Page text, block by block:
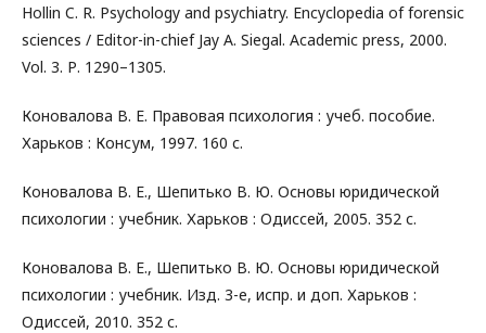
Hollin C. R. Psychology and psychiatry. Encyclopedia of forensic
sciences / Editor-in-chief Jay A. Siegal. Academic press, 2000.
Vol. 3. Р. 1290–1305.
Коновалова В. Е. Правовая психология : учеб. пособие.
Харьков : Консум, 1997. 160 с.
Коновалова В. Е., Шепитько В. Ю. Основы юридической
психологии : учебник. Харьков : Одиссей, 2005. 352 с.
Коновалова В. Е., Шепитько В. Ю. Основы юридической
психологии : учебник. Изд. 3-е, испр. и доп. Харьков :
Одиссей, 2010. 352 с.